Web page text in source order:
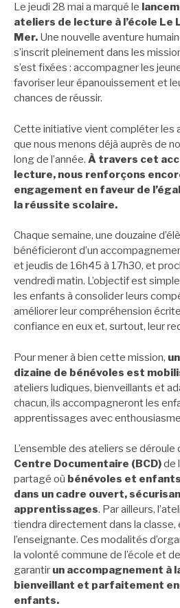
Le jeudi 28 mai a marqué le
ateliers de lecture à l’école Le
Mer. Une nouvelle aventure
s’inscrit pleinement dans les
s’est fixées : accompagner les
favoriser leur épanouissement et
chances de réussir.
Cette initiative vient compléter les
que nous menons déjà auprès de
long de l’année. À travers cet
lecture, nous renforçons
engagement en faveur de
la réussite scolaire.
Chaque semaine, une douzaine
bénéficieront d’un
et jeudis de 16h45 à 17h30, et
vendredi matin. L’objectif est
les enfants à consolider leurs
améliorer leur compréhension
confiance en eux et, surtout, leur
Pour mener à bien cette mission,
dizaine de bénévoles est
ateliers ludiques, bienveillants et
chacun, ils accompagneront les
apprentissages avec
L’ensemble des ateliers se déroule
Centre Documentaire (BCD)de
partagé où bénévoles et
dans un cadre ouvert,
apprentissages. Par ailleurs,
tiendra directement dans la classe,
l’enseignante. Ces modalités
la volonté commune de l’école et
garantir un accompagnement à
bienveillant et parfaitement
enfants.